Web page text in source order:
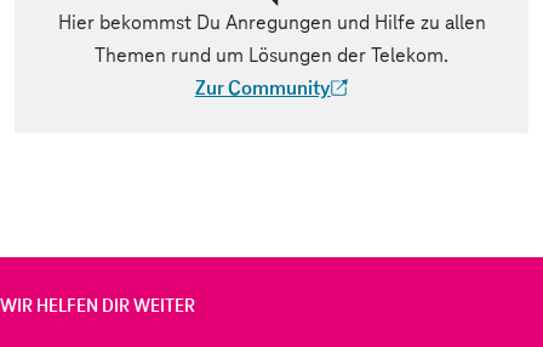
Hier bekommst Du Anregungen und Hilfe zu allen
Themen rund um Lösungen der Telekom.
Zur Community
(Der Link wird in einem neuen Tab
WIR HELFEN DIR WEITER